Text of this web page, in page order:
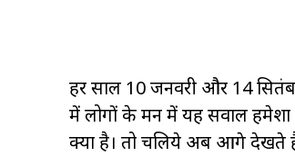
हर साल 10 जनवरी और 14
में लोगों के मन में यह सवाल हमेशा
क्या है। तो चलिये अब आगे देखते है